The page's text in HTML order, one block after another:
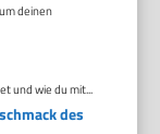
deinen
und wie du mit...
des